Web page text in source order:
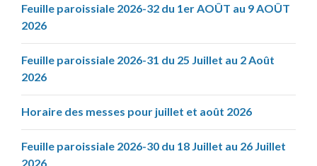
Feuille paroissiale 2026-32 du 1er AOÛT au 9 AOÛT
2026
Feuille paroissiale 2026-31 du 25 Juillet au 2 Août
2026
Horaire des messes pour juillet et août 2026
Feuille paroissiale 2026-30 du 18 Juillet au 26 Juillet
2026